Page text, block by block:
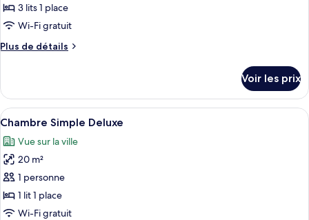
jumeaux
ce
type
chambre :
3 lits 1 place
Wi-Fi gratuit
Plus de détails
Plus
le
type
de
Chambre
Familiale
Voir les prix
Afficher
toutes
les
photos
pour
ce
type
Une chambre d’hôtel équipée d’un
9
Chambre Simple Deluxe
Vue sur la ville
20 m²
1 personne
1 lit 1 place
Wi-Fi gratuit